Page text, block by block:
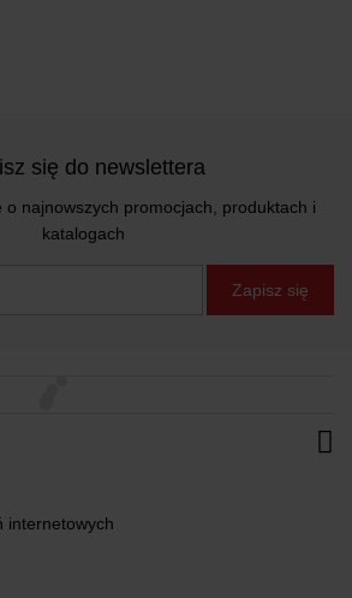
się do newslettera
o najnowszych promocjach, produktach i
katalogach
Zapisz się
internetowych